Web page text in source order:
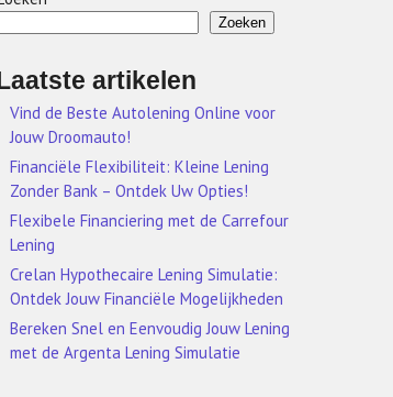
Zoeken
artikelen
Vind de Beste Autolening Online voor
Jouw Droomauto!
Financiële Flexibiliteit: Kleine Lening
Zonder Bank – Ontdek Uw Opties!
Flexibele Financiering met de Carrefour
Lening
Crelan Hypothecaire Lening Simulatie:
Ontdek Jouw Financiële Mogelijkheden
Bereken Snel en Eenvoudig Jouw Lening
met de Argenta Lening Simulatie